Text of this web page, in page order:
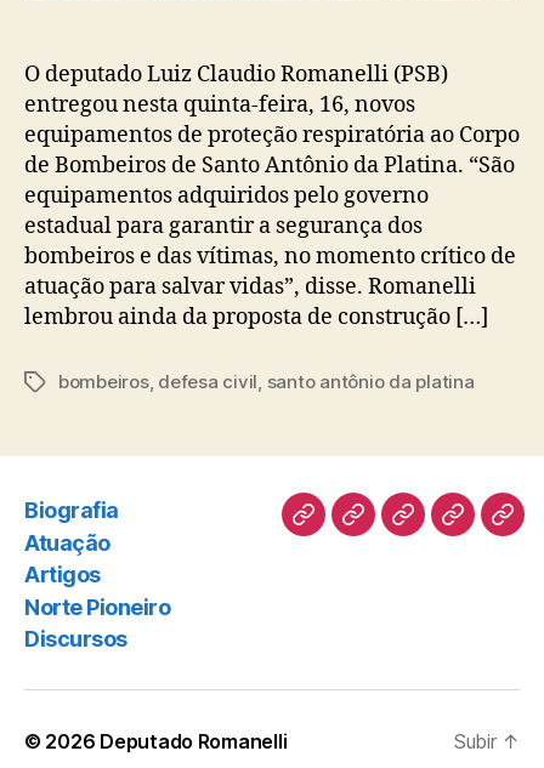
O deputado Luiz Claudio Romanelli (PSB)
entregou nesta quinta-feira, 16, novos
equipamentos de proteção respiratória ao Corpo
de Bombeiros de Santo Antônio da Platina. “São
equipamentos adquiridos pelo governo
estadual para garantir a segurança dos
bombeiros e das vítimas, no momento crítico de
atuação para salvar vidas”, disse. Romanelli
lembrou ainda da proposta de construção […]
Tagsbombeiros, defesa civil, santo antônio da platina
Biografia
Atuação
Artigos
Norte Pioneiro
Discursos
BiografiaAtuaçãoArtigosNorte
© 2026 Deputado Romanelli Subir ↑